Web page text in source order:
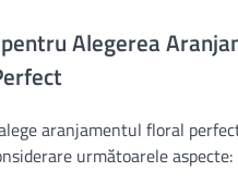
Alegerea
aranjamentul floral
următoarele aspecte: